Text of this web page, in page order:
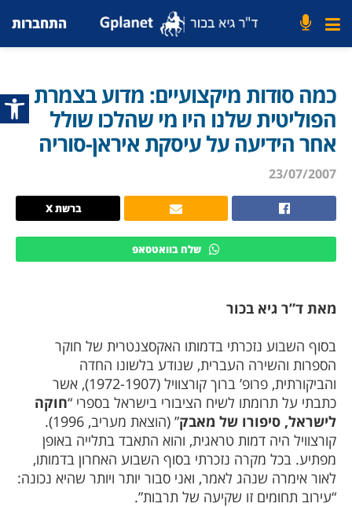
פתח
התחברות
כמה סודות מיקצועיים: מדוע בצמרת
הפוליטית שלנו היו מי שהלכו שולל
אחר הידיעה על עיסקת איראן-סוריה
23/07/2007
ברשת X
שלח בוואטסאפ
מאת ד”ר גיא בכור
בסוף השבוע נזכרתי בדמותו האקסצנטרית של חוקר
הספרות והשירה העברית, שנודע בלשונו החדה
והביקורתית, פרופ’ ברוך קורצוויל (1972-1907), אשר
כתבתי על תרומתו לשיח הציבורי בישראל בספרי “חוקה
לישראל, סיפורו של מאבק
” (הוצאת מעריב, 1996).
קורצוויל היה דמות טראגית, והוא התאבד בתלייה באופן
מפתיע. בכל מקרה נזכרתי בסוף השבוע האחרון בדמותו,
לאור אימרה שנהג לאמר, ואני סבור יותר ויותר שהיא נכונה:
“עירוב תחומים זו שקיעה של תרבות”.